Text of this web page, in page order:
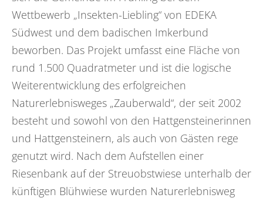
Wettbewerb „Insekten-Liebling“ von EDEKA
Südwest und dem badischen Imkerbund
beworben. Das Projekt umfasst eine Fläche von
rund 1.500 Quadratmeter und ist die logische
Weiterentwicklung des erfolgreichen
Naturerlebnisweges „Zauberwald“, der seit 2002
besteht und sowohl von den Hattgensteinerinnen
und Hattgensteinern, als auch von Gästen rege
genutzt wird. Nach dem Aufstellen einer
Riesenbank auf der Streuobstwiese unterhalb der
künftigen Blühwiese wurden Naturerlebnisweg